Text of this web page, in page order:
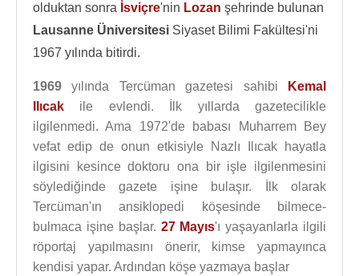
olduktan sonra İsviçre'nin Lozan şehrinde bulunan
Lausanne Üniversitesi Siyaset Bilimi Fakültesi'ni
1967 yılında bitirdi.
1969 yılında Tercüman gazetesi sahibi
Kemal
Ilıcak ile evlendi. İlk yıllarda gazetecilikle
ilgilenmedi. Ama 1972'de babası Muharrem Bey
vefat edip de onun etkisiyle Nazlı Ilıcak hayatla
ilgisini kesince doktoru ona bir işle ilgilenmesini
söylediğinde gazete işine bulaşır. İlk olarak
Tercüman'ın ansiklopedi köşesinde bilmece-
bulmaca işine başlar. 27 Mayıs'ı yaşayanlarla ilgili
röportaj yapılmasını önerir, kimse yapmayınca
kendisi yapar. Ardından köşe yazmaya başlar